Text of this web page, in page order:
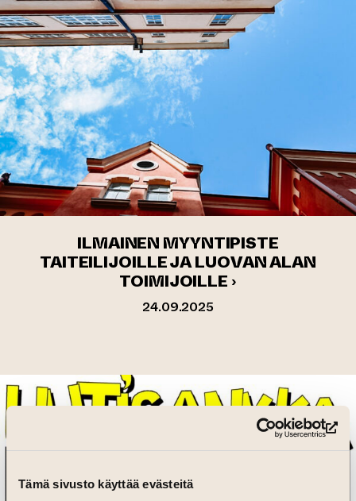
Tämä sivusto käyttää evästeitä
ILMAINEN MYYNTIPISTE
TAITEILIJOILLE JA LUOVAN ALAN
TOIMIJOILLE ›
24.09.2025